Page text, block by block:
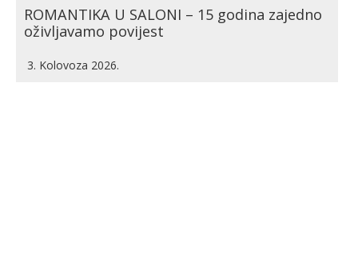
ROMANTIKA U SALONI – 15 godina zajedno
oživljavamo povijest
3. Kolovoza 2026.